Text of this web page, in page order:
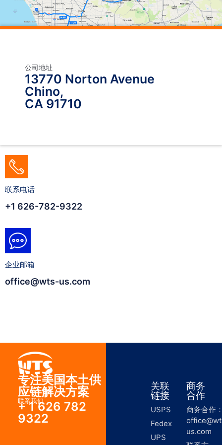
公司地址
13770 Norton Avenue
Chino,
CA 91710
联系电话
+1 626-782-9322
企业邮箱
office@wts-us.com
专注美国本土供
应链解决方案
联系我们
+ 1 626 782
9322
关联
链接
USPS
Fedex
UPS
商务
合作
商务合作
us.com